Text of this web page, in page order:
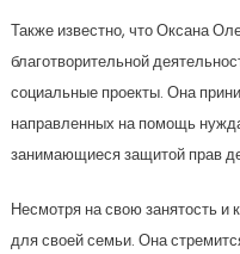
Также известно, что Оксана
благотворительной
социальные проекты. Она
направленных на помощь
занимающиеся защитой прав
Несмотря на свою занятость и
для своей семьи. Она